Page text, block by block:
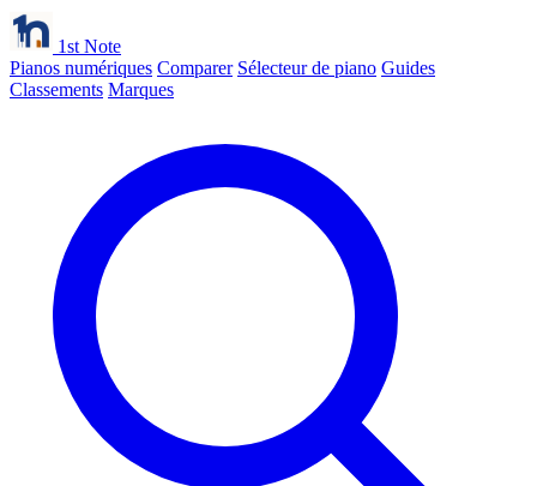
1st Note
Pianos numériques Comparer Sélecteur de piano Guides
Classements Marques